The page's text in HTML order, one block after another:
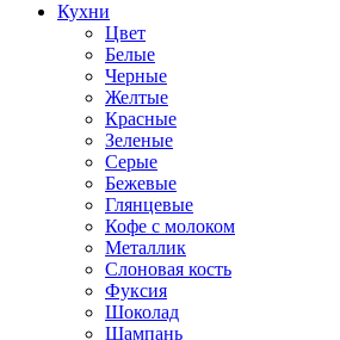
Кухни
Цвет
Белые
Черные
Желтые
Красные
Зеленые
Серые
Бежевые
Глянцевые
Кофе с молоком
Металлик
Слоновая кость
Фуксия
Шоколад
Шампань